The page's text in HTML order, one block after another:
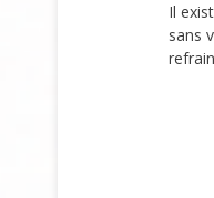
Il
sans